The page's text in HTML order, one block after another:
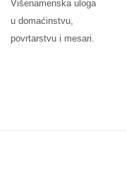
Višenamenska uloga
u domaćinstvu,
povrtarstvu i mesari.